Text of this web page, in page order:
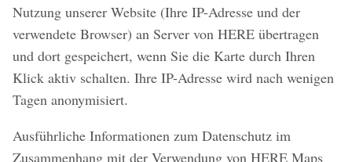
Nutzung unserer Website (Ihre IP-Adresse und der
verwendete Browser) an Server von HERE übertragen
und dort gespeichert, wenn Sie die Karte durch Ihren
Klick aktiv schalten. Ihre IP-Adresse wird nach wenigen
Tagen anonymisiert.
Ausführliche Informationen zum Datenschutz im
Zusammenhang mit der Verwendung von HERE Maps